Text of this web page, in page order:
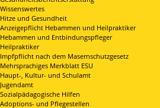
Wissenswertes
Hitze und Gesundheit
Anzeigepflicht Hebammen und Heilpraktiker
Hebammen und Entbindungspfleger
Heilpraktiker
Impfpflicht nach dem Masernschutzgesetz
Mehrsprachiges Merkblatt ESU
Haupt-, Kultur- und Schulamt
Jugendamt
Sozialpädagogische Hilfen
Adoptions- und Pflegestellen